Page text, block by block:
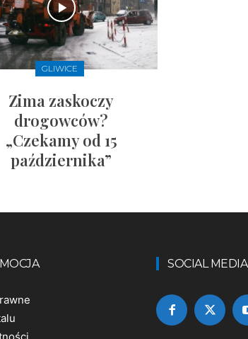
GLIWICE
Zima zaskoczy
drogowców?
„Czekamy od 15
października”
SOCIAL MEDIA